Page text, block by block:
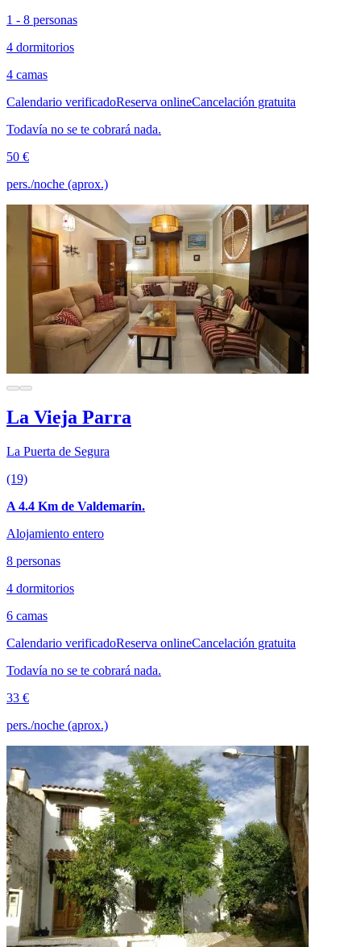
1 - 8 personas
4 dormitorios
4 camas
Calendario verificadoReserva onlineCancelación gratuita
Todavía no se te cobrará nada.
50 €
pers./noche (aprox.)
La Vieja Parra
La Puerta de Segura
(19)
A 4.4 Km de Valdemarín.
Alojamiento entero
8 personas
4 dormitorios
6 camas
Calendario verificadoReserva onlineCancelación gratuita
Todavía no se te cobrará nada.
33 €
pers./noche (aprox.)